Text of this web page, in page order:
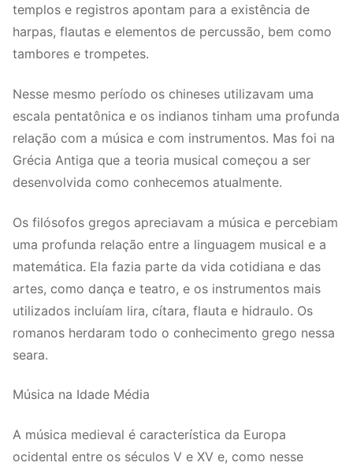
templos e registros apontam para a existência de
harpas, flautas e elementos de percussão, bem como
tambores e trompetes.
Nesse mesmo período os chineses utilizavam uma
escala pentatônica e os indianos tinham uma profunda
relação com a música e com instrumentos. Mas foi na
Grécia Antiga que a teoria musical começou a ser
desenvolvida como conhecemos atualmente.
Os filósofos gregos apreciavam a música e percebiam
uma profunda relação entre a linguagem musical e a
matemática. Ela fazia parte da vida cotidiana e das
artes, como dança e teatro, e os instrumentos mais
utilizados incluíam lira, cítara, flauta e hidraulo. Os
romanos herdaram todo o conhecimento grego nessa
seara.
Música na Idade Média
A música medieval é característica da Europa
ocidental entre os séculos V e XV e, como nesse